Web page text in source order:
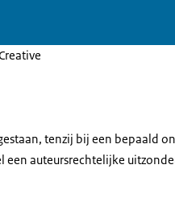
tenzij bij een bepaald
auteursrechtelijke